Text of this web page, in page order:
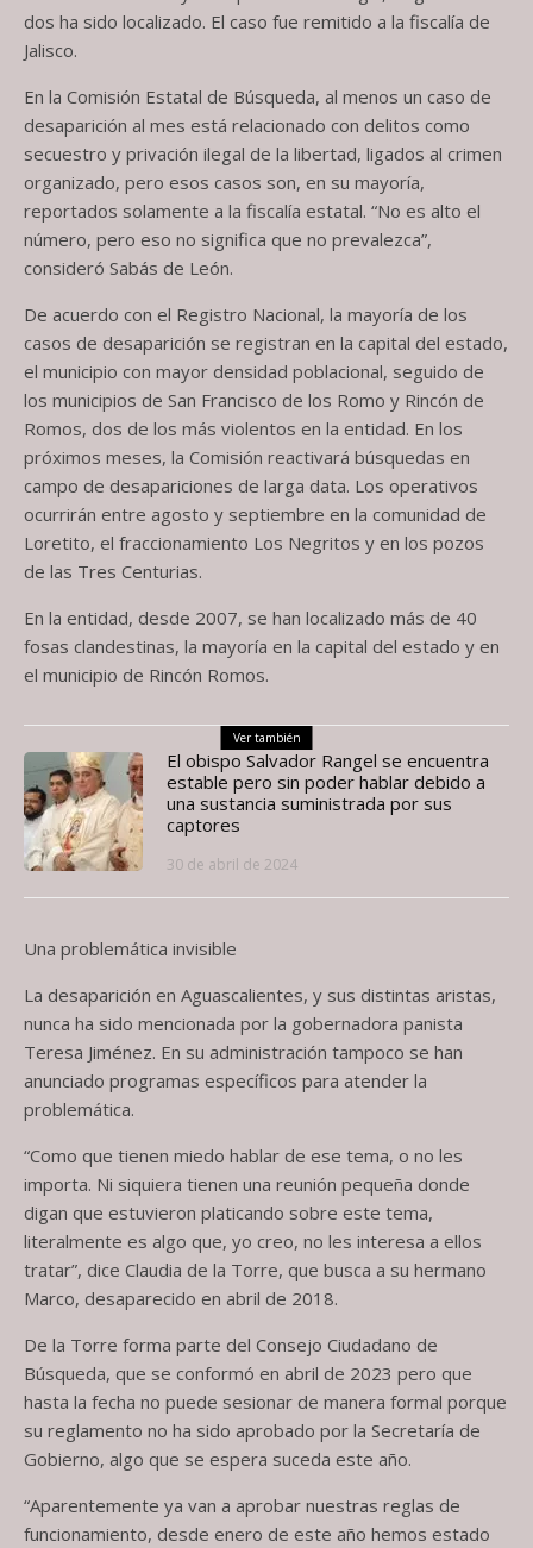
dos ha sido localizado. El caso fue remitido a la fiscalía de
Jalisco.
En la Comisión Estatal de Búsqueda, al menos un caso de
desaparición al mes está relacionado con delitos como
secuestro y privación ilegal de la libertad, ligados al crimen
organizado, pero esos casos son, en su mayoría,
reportados solamente a la fiscalía estatal. “No es alto el
número, pero eso no significa que no prevalezca”,
consideró Sabás de León.
De acuerdo con el Registro Nacional, la mayoría de los
casos de desaparición se registran en la capital del estado,
el municipio con mayor densidad poblacional, seguido de
los municipios de San Francisco de los Romo y Rincón de
Romos, dos de los más violentos en la entidad. En los
próximos meses, la Comisión reactivará búsquedas en
campo de desapariciones de larga data. Los operativos
ocurrirán entre agosto y septiembre en la comunidad de
Loretito, el fraccionamiento Los Negritos y en los pozos
de las Tres Centurias.
En la entidad, desde 2007, se han localizado más de 40
fosas clandestinas, la mayoría en la capital del estado y en
el municipio de Rincón Romos.
Ver también
El obispo Salvador Rangel se encuentra
estable pero sin poder hablar debido a
una sustancia suministrada por sus
captores
30 de abril de 2024
Una problemática invisible
La desaparición en Aguascalientes, y sus distintas aristas,
nunca ha sido mencionada por la gobernadora panista
Teresa Jiménez. En su administración tampoco se han
anunciado programas específicos para atender la
problemática.
“Como que tienen miedo hablar de ese tema, o no les
importa. Ni siquiera tienen una reunión pequeña donde
digan que estuvieron platicando sobre este tema,
literalmente es algo que, yo creo, no les interesa a ellos
tratar”, dice Claudia de la Torre, que busca a su hermano
Marco, desaparecido en abril de 2018.
De la Torre forma parte del Consejo Ciudadano de
Búsqueda, que se conformó en abril de 2023 pero que
hasta la fecha no puede sesionar de manera formal porque
su reglamento no ha sido aprobado por la Secretaría de
Gobierno, algo que se espera suceda este año.
“Aparentemente ya van a aprobar nuestras reglas de
funcionamiento, desde enero de este año hemos estado